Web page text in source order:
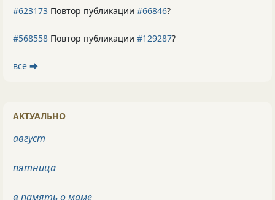
#623173 Повтор публикации #66846?
#568558 Повтор публикации #129287?
все ⮕
АКТУАЛЬНО
август
пятница
в память о маме